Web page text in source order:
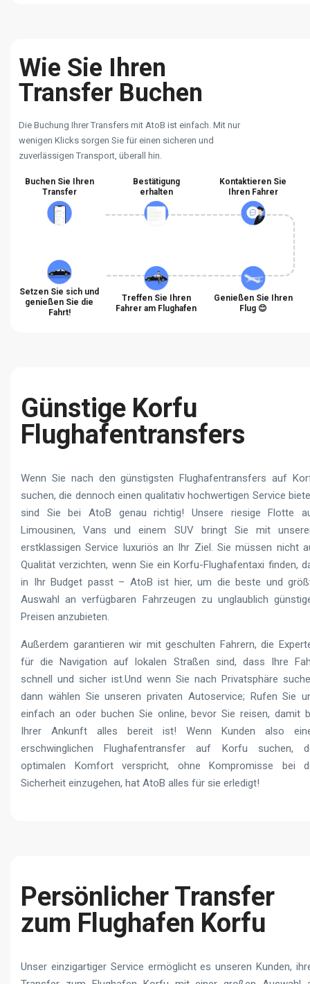
Wie Sie Ihren
Transfer Buchen
Die Buchung Ihrer Transfers mit AtoB ist einfach. Mit nur
wenigen Klicks sorgen Sie für einen sicheren und
zuverlässigen Transport, überall hin.
Buchen Sie Ihren
Transfer
Bestätigung
erhalten
Kontaktieren Sie
Ihren Fahrer
Setzen Sie sich und
genießen Sie die
Fahrt!
Treffen Sie Ihren
Fahrer am Flughafen
Genießen Sie Ihren
Flug 😊
Günstige Korfu
Flughafentransfers
Wenn Sie nach den günstigsten Flughafentransfers auf
suchen, die dennoch einen qualitativ hochwertigen Service
sind Sie bei AtoB genau richtig! Unsere riesige Flotte
Limousinen, Vans und einem SUV bringt Sie mit
erstklassigen Service luxuriös an Ihr Ziel. Sie müssen nicht
Qualität verzichten, wenn Sie ein Korfu-Flughafentaxi finden,
in Ihr Budget passt – AtoB ist hier, um die beste und
Auswahl an verfügbaren Fahrzeugen zu unglaublich
Preisen anzubieten.
Außerdem garantieren wir mit geschulten Fahrern, die
für die Navigation auf lokalen Straßen sind, dass Ihre
schnell und sicher ist.Und wenn Sie nach Privatsphäre
dann wählen Sie unseren privaten Autoservice; Rufen Sie
einfach an oder buchen Sie online, bevor Sie reisen, damit
Ihrer Ankunft alles bereit ist! Wenn Kunden also
erschwinglichen Flughafentransfer auf Korfu suchen,
optimalen Komfort verspricht, ohne Kompromisse bei
Sicherheit einzugehen, hat AtoB alles für sie erledigt!
Persönlicher Transfer
zum Flughafen Korfu
Unser einzigartiger Service ermöglicht es unseren Kunden,